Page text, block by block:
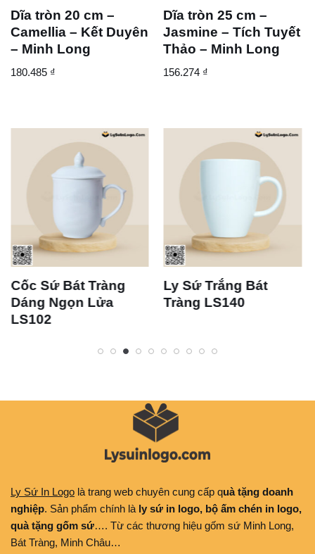
Dĩa tròn 20 cm –
Camellia – Kết Duyên
– Minh Long
180.485 ₫
Dĩa tròn 25 cm –
Jasmine – Tích Tuyết
Thảo – Minh Long
156.274 ₫
Tràng
Lửa
Ly Sứ Trắng Bát
Tràng LS140
Bộ Ly Sứ
Tràng
Ly Sứ In Logo là trang web chuyên cung cấp quà tặng doanh
nghiệp. Sản phẩm chính là ly sứ in logo, bộ ấm chén in logo,
quà tặng gốm sứ…. Từ các thương hiệu gốm sứ Minh Long,
Bát Tràng, Minh Châu…